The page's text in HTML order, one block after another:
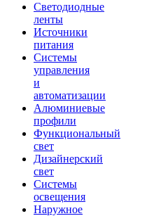
Светодиодные
ленты
Источники
питания
Системы
управления
и
автоматизации
Алюминиевые
профили
Функциональный
свет
Дизайнерский
свет
Системы
освещения
Наружное